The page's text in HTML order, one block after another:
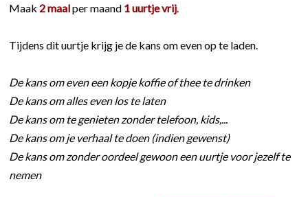
Maak 2 maalper maand 1 uurtjevrij.
Tijdens dit uurtje krijg je de kans om even op te laden.
De kans om even een kopje koffie of thee te drinken
De kans om alles even los te laten
De kans om te genieten zonder telefoon, kids,...
De kans om je verhaal te doen (indien gewenst)
De kans om zonder oordeel gewoon een uurtje voor jezelf te
nemen